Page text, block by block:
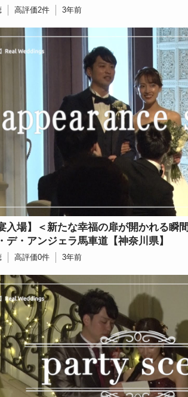
高評価2件 3年前
入場】＜新たな幸福の扉が開かれる瞬
デ・アンジェラ馬車道【神奈川県】
高評価0件 3年前